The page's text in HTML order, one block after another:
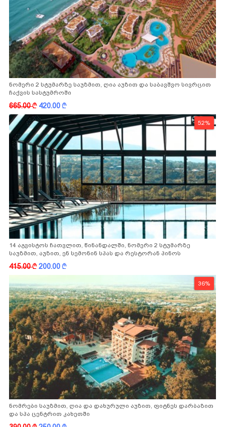
ნომერი 2 სტუმარზე საუზმით, ღია აუზით და საბავშვო სივრცით
ჩაქვის სასტუმროში
665.00k 420.00k
52%
14 აგვისტოს ჩათვლით, წინანდალში, ნომერი 2 სტუმარზე
საუზმით, აუზით, ენ სემონინ სპას და რესტორან პინოს
415.00k200.00k
36%
ნომრები საუზმით, ღია და დახურული აუზით, ფიტნეს დარბაზით
და სპა ცენტრით კახეთში